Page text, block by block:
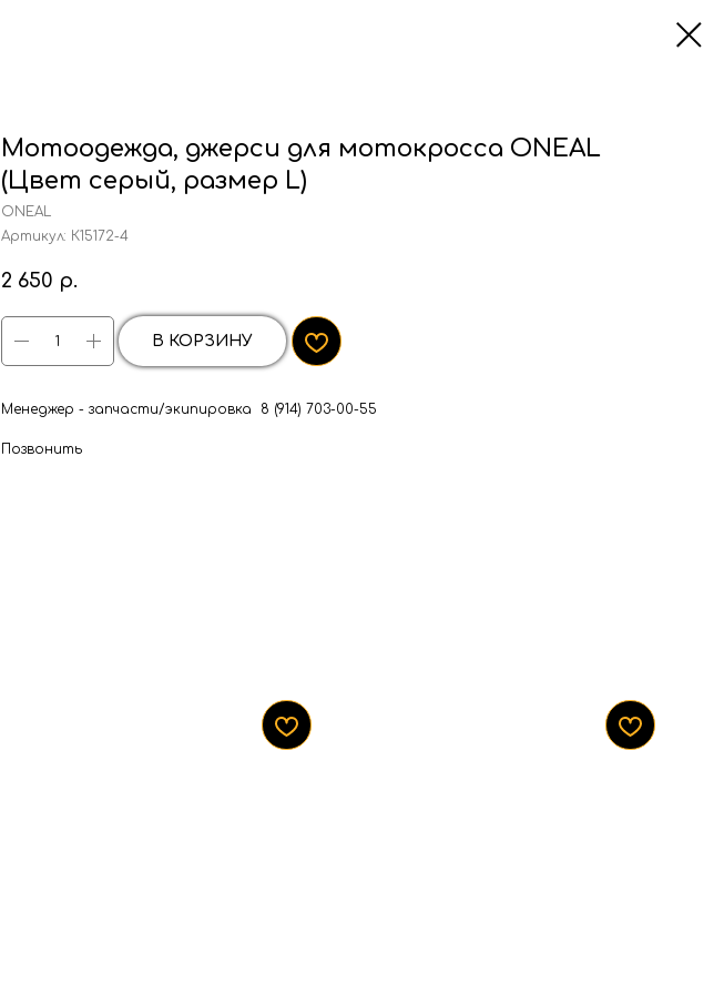
Мотоодежда, джерси для мотокросса ONEAL
(Цвет серый, размер L)
ONEAL
Артикул: К15172-4
2 650 р.
В КОРЗИНУ
Менеджер - запчасти/экипировка 8 (914) 703-00-55
Позвонить